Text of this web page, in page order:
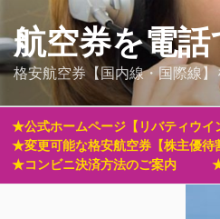
航空券を電
格安航空券【国内線・国際線
★公式ホームページ【リバティウイ
★変更可能な格安航空券【株主優待
★コンビニ決済方法のご案内